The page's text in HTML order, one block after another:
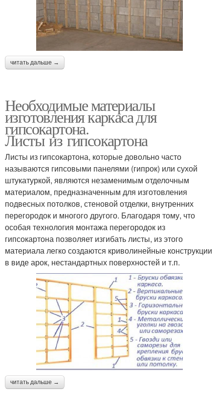
читать дальше →
Необходимые материалы
изготовления каркаса для
гипсокартона.
Листы из гипсокартона
Листы из гипсокартона, которые довольно часто
называются гипсовыми панелями (гипрок) или сухой
штукатуркой, являются незаменимым отделочным
материалом, предназначенным для изготовления
подвесных потолков, стеновой отделки, внутренних
перегородок и многого другого. Благодаря тому, что
особая технология монтажа перегородок из
гипсокартона позволяет изгибать листы, из этого
материала легко создаются криволинейные конструкции
в виде арок, нестандартных поверхностей и т.п.
читать дальше →